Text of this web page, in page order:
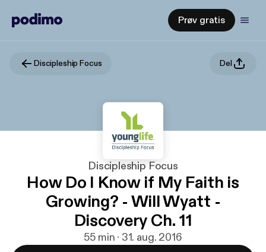
Prøv gratis
Discipleship Focus Del
Discipleship Focus
How Do I Know if My Faith is
Growing? - Will Wyatt -
Discovery Ch. 11
55 min · 31. aug. 2016